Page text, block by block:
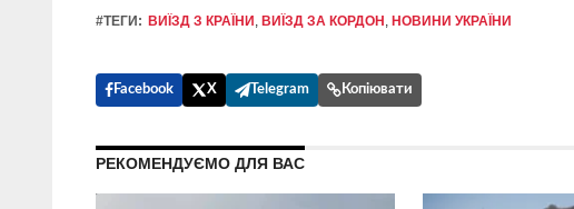
#ТЕГИ: ВИЇЗД З КРАЇНИ,ВИЇЗД ЗА КОРДОН,НОВИНИ УКРАЇНИ
Facebook X Telegram Копіювати
РЕКОМЕНДУЄМО ДЛЯ ВАС